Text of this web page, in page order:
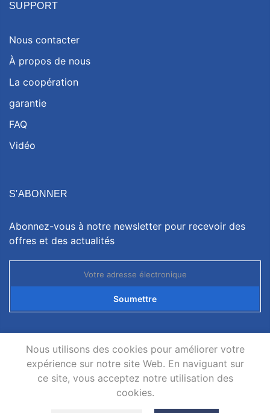
SUPPORT
Nous contacter
À propos de nous
La coopération
garantie
FAQ
Vidéo
S'ABONNER
Abonnez-vous à notre newsletter pour recevoir des
offres et des actualités
Soumettre
Droits d'auteur © 2026Neatsvortous les droits sont
réservés.
Nous utilisons des cookies pour améliorer votre
expérience sur notre site Web. En naviguant sur
ce site, vous acceptez notre utilisation des
cookies.